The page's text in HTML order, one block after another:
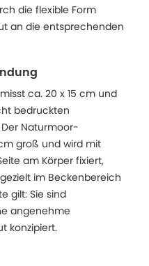
die flexible Form
an die entsprechenden
ca. 20 x 15 cm und
bedruckten
Naturmoor-
groß und wird mit
am Körper fixiert,
im Beckenbereich
gilt: Sie sind
angenehme
konzipiert.